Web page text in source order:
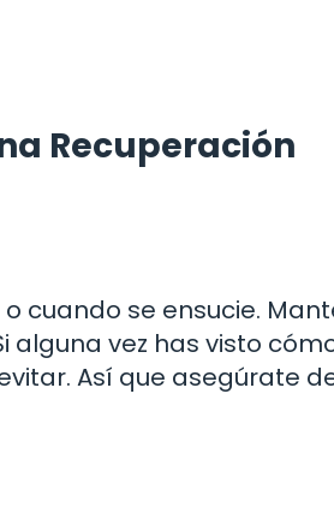
Recuperación
cuando se ensucie.
alguna vez has visto
Así que asegúrate